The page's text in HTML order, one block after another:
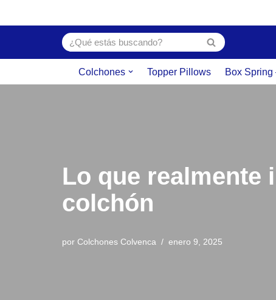
Colchones Topper Pillows Box Spring
Lo que realmente
colchón
por Colchones Colvenca enero 9, 2025